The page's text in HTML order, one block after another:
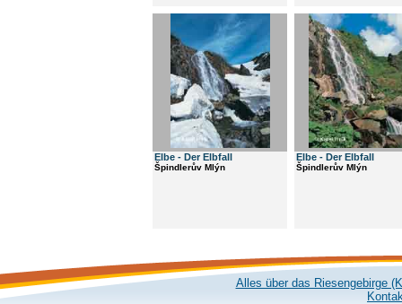
Elbe - Der Elbfall
Špindlerův Mlýn
Elbe - Der Elbfall
Špindlerův Mlýn
Alles über das Riesengebirge